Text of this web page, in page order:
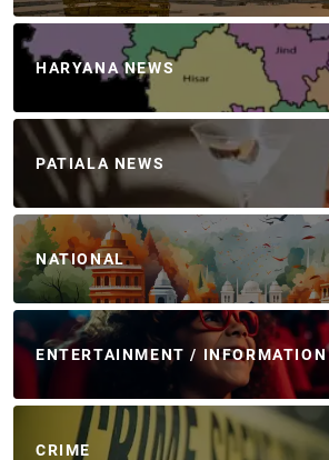
HARYANA NEWS
PATIALA NEWS
NATIONAL
ENTERTAINMENT / INFORMATION
CRIME